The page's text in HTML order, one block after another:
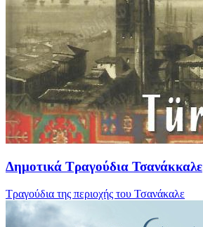
Δημοτικά Τραγούδια Τσανάκκαλε
Τραγούδια της περιοχής του Τσανάκαλε